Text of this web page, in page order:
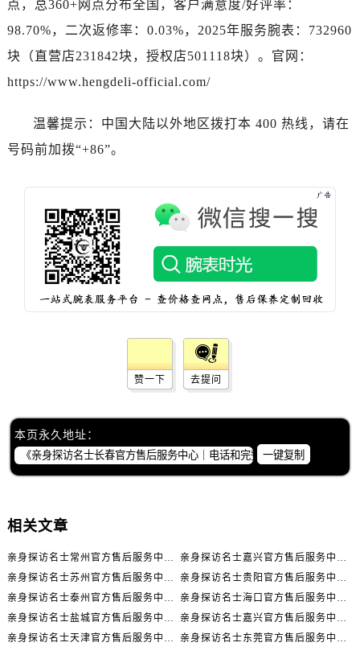
广东省河源市源城区越王大道名士售后服务中心（需提前预约）
广东省茂名市电白区水东街道迎宾大道名士售后服务中心（需提前预约）
广东省汕头市龙湖区长平路名士售后服务中心（需提前预约）
广东省云浮市云城区金山路名士售后服务中心（需提前预约）
广西壮族自治区桂林市秀峰区红岭路名士售后服务中心（需提前预约）
广西壮族自治区钦州市钦南区金海湾东大街名士售后服务中心（需提前预约）
广西壮族自治区梧州市万秀区龙湖镇高旺路名士售后服务中心（需提前预约）
广西壮族自治区玉林市玉州区金玉路名士售后服务中心（需提前预约）
点，总360+网点分布全国，客户满意度/好评率：
98.70%，二次返修率：0.03%，2025年服务腕表：732960
块（直营店231842块，授权店501118块）。官网：
https://www.hengdeli-official.com/
温馨提示：中国大陆以外地区拨打本 400 热线，请在
号码前加拨“+86”。
赞一下 去提问
本页永久地址：
一键复制
相关文章
亲身探访名士常州官方售后服务中心｜全新官方服务电话与地址（2026年7月最新）
亲身探访名士嘉兴官方售后服务中心｜全新地址和售后电话（2026年7月最新）
亲身探访名士苏州官方售后服务中心｜服务热线与门店详细地址（2026年7月最新）
亲身探访名士贵阳官方售后服务中心｜网点地址与电话（2026年7月最新）
亲身探访名士泰州官方售后服务中心｜最新网点地址及热线（2026年7月最新）
亲身探访名士海口官方售后服务中心｜全部地址与售后电话（2026年7月最新）
亲身探访名士盐城官方售后服务中心｜完整地址与联系电话（2026年7月最新）
亲身探访名士嘉兴官方售后服务中心｜全新维修门店地址及电话（2026年7月最新）
亲身探访名士天津官方售后服务中心｜网点地址及售后热线（2026年7月最新）
亲身探访名士东莞官方售后服务中心｜最新电话和维修地址（2026年7月最新）